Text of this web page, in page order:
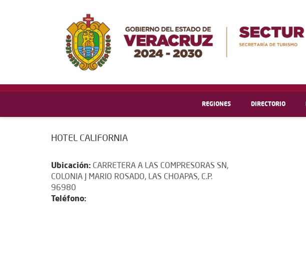
REGIONES DIRECTORIO
HOTEL CALIFORNIA
Ubicación: CARRETERA A LAS COMPRESORAS SN,
COLONIA J MARIO ROSADO, LAS CHOAPAS, C.P.
96980
Teléfono: